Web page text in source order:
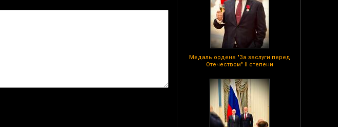
Медаль ордена "За заслуги перед
Отечеством" II степени